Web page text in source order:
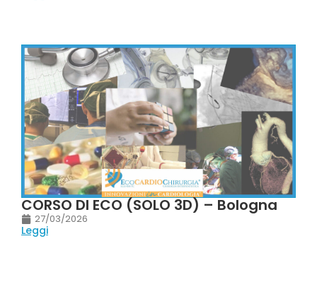
CORSO DI ECO (SOLO 3D) – Bologna
27/03/2026
Leggi